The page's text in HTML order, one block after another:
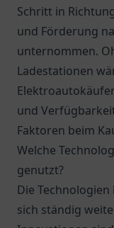
Schritt in
und Förderung
unternommen.
Ladestationen
und
Faktoren beim
Welche
genutzt?
Die
sich ständig